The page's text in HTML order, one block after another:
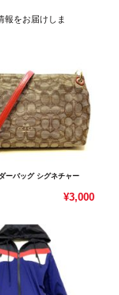
報をお届けしま
ーバッグ シグネチャー
¥3,000